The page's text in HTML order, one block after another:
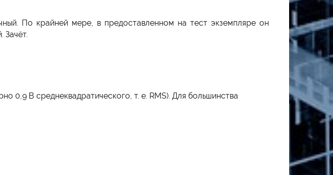
По крайней мере, в предоставленном на тест экземпляре он
Зачёт.
0,9 В среднеквадратического, т. е. RMS). Для большинства